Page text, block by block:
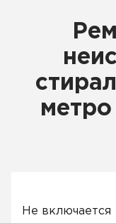
Не включается